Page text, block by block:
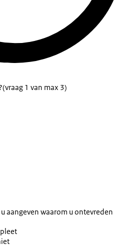
(vraag 1 van max 3)
aangeven waarom u ontevreden